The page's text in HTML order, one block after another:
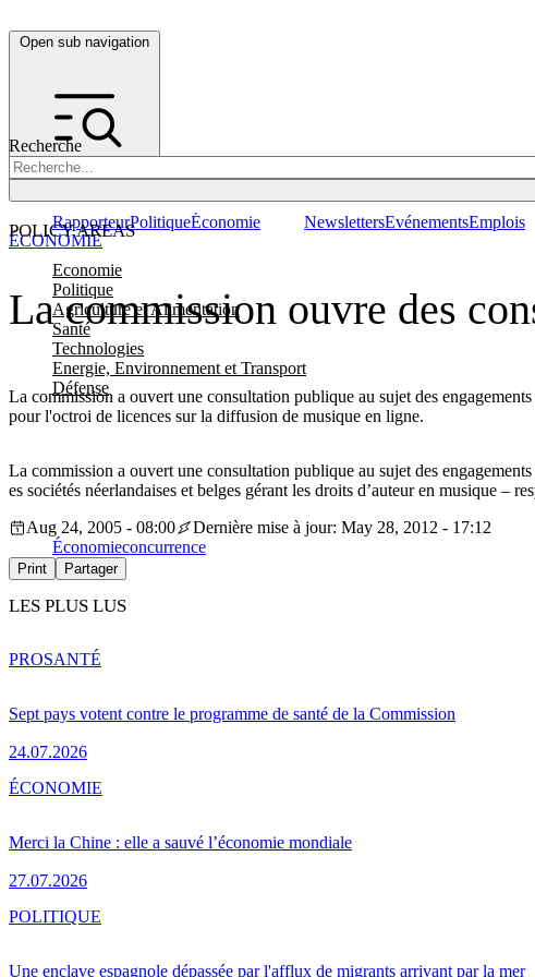
Open sub navigation
Recherche
POLICY AREAS
Economie
Politique
Agriculture et Alimentation
Santé
Technologies
Energie, Environnement et Transport
Défense
RapporteurPolitiqueÉconomie NewslettersEvénementsEmplois
La commission ouvre des
La commission a ouvert une consultation publique au sujet des
pour l'octroi de licences sur la diffusion de musique en ligne.
ÉCONOMIE
La commission a ouvert une consultation publique au sujet des engagements
es sociétés néerlandaises et belges gérant les droits d’auteur en musique
Aug 24, 2005 - 08:00
Dernière mise à jour: May 28, 2012 - 17:12
Économieconcurrence
Print Partager
LES PLUS LUS
Sept pays votent contre le programme de santé de la Commission
24.07.2026
PROSANTÉ
Merci la Chine : elle a sauvé l’économie mondiale
27.07.2026
ÉCONOMIE
Une enclave espagnole dépassée par l'afflux de migrants arrivant par la mer
POLITIQUE